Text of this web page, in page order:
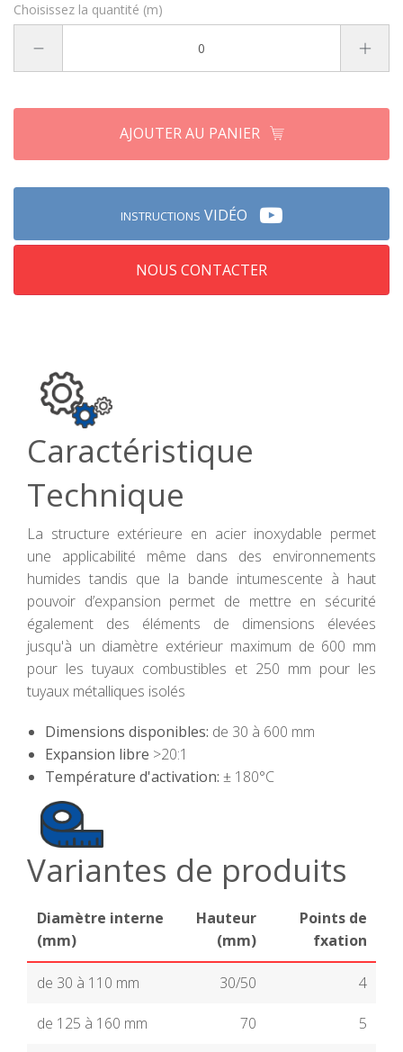
Choisissez la quantité (m)
INSTRUCTIONS VIDÉO
NOUS CONTACTER
AJOUTER AU PANIER
Caractéristique
Technique
La structure extérieure en acier inoxydable permet
une applicabilité même dans des environnements
humides tandis que la bande intumescente à haut
pouvoir d’expansion permet de mettre en sécurité
également des éléments de dimensions élevées
jusqu'à un diamètre extérieur maximum de 600 mm
pour les tuyaux combustibles et 250 mm pour les
tuyaux métalliques isolés
Dimensions disponibles: de 30 à 600 mm
Expansion libre >20:1
Température d'activation: ± 180°C
Variantes de produits
Diamètre interne
(mm)
Hauteur
(mm)
Points de
fxation
de 30 à 110 mm 30/50 4
de 125 à 160 mm 70 5